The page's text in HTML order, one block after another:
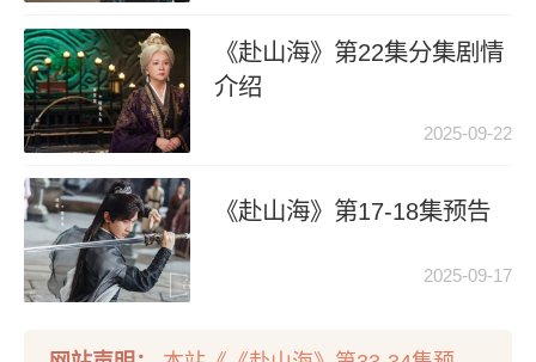
《赴山海》第22集分集剧情
介绍
2025-09-22
《赴山海》第17-18集预告
2025-09-17